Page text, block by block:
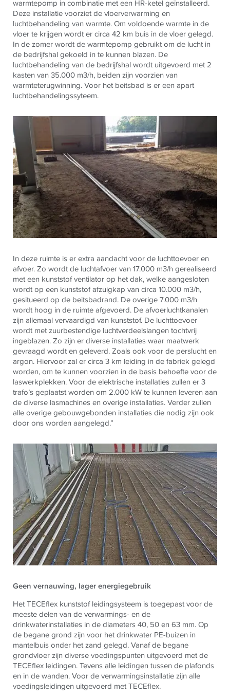
warmtepomp in combinatie met een HR-ketel geïnstalleerd.
Deze installatie voorziet de vloerverwarming en
luchtbehandeling van warmte. Om voldoende warmte in de
vloer te krijgen wordt er circa 42 km buis in de vloer gelegd.
In de zomer wordt de warmtepomp gebruikt om de lucht in
de bedrijfshal gekoeld in te kunnen blazen. De
luchtbehandeling van de bedrijfshal wordt uitgevoerd met 2
kasten van 35.000 m3/h, beiden zijn voorzien van
warmteterugwinning. Voor het beitsbad is er een apart
luchtbehandelingssyteem.
In deze ruimte is er extra aandacht voor de luchttoevoer en
afvoer. Zo wordt de luchtafvoer van 17.000 m3/h gerealiseerd
met een kunststof ventilator op het dak, welke aangesloten
wordt op een kunststof afzuigkap van circa 10.000 m3/h,
gesitueerd op de beitsbadrand. De overige 7.000 m3/h
wordt hoog in de ruimte afgevoerd. De afvoerluchtkanalen
zijn allemaal vervaardigd van kunststof. De luchttoevoer
wordt met zuurbestendige luchtverdeelslangen tochtvrij
ingeblazen. Zo zijn er diverse installaties waar maatwerk
gevraagd wordt en geleverd. Zoals ook voor de perslucht en
argon. Hiervoor zal er circa 3 km leiding in de fabriek gelegd
worden, om te kunnen voorzien in de basis behoefte voor de
laswerkplekken. Voor de elektrische installaties zullen er 3
trafo’s geplaatst worden om 2.000 kW te kunnen leveren aan
de diverse lasmachines en overige installaties. Verder zullen
alle overige gebouwgebonden installaties die nodig zijn ook
door ons worden aangelegd.”
Geen vernauwing, lager energiegebruik
HetTECEflex kunststof leidingsysteem is toegepast voor de
meeste delen van de verwarmings- en de
drinkwaterinstallaties in de diameters 40, 50 en 63 mm. Op
de begane grond zijn voor het drinkwater PE-buizen in
mantelbuis onder het zand gelegd. Vanaf de begane
grondvloer zijn diverse voedingspunten uitgevoerd met de
TECEflex leidingen. Tevens alle leidingen tussen de plafonds
en in de wanden. Voor de verwarmingsinstallatie zijn alle
voedingsleidingen uitgevoerd metTECEflex.